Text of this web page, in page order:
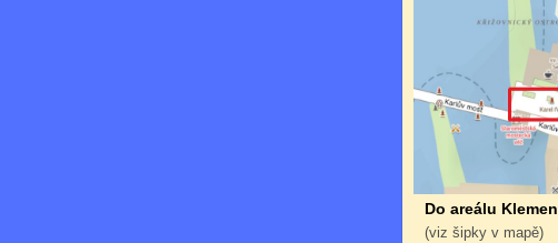
Do areálu
(viz šipky v mapě)